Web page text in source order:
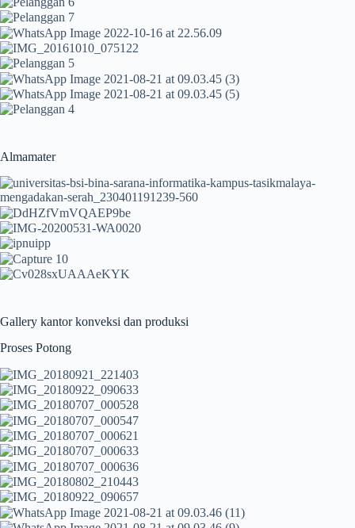
Almamater
Gallery kantor konveksi dan produksi
Proses Potong